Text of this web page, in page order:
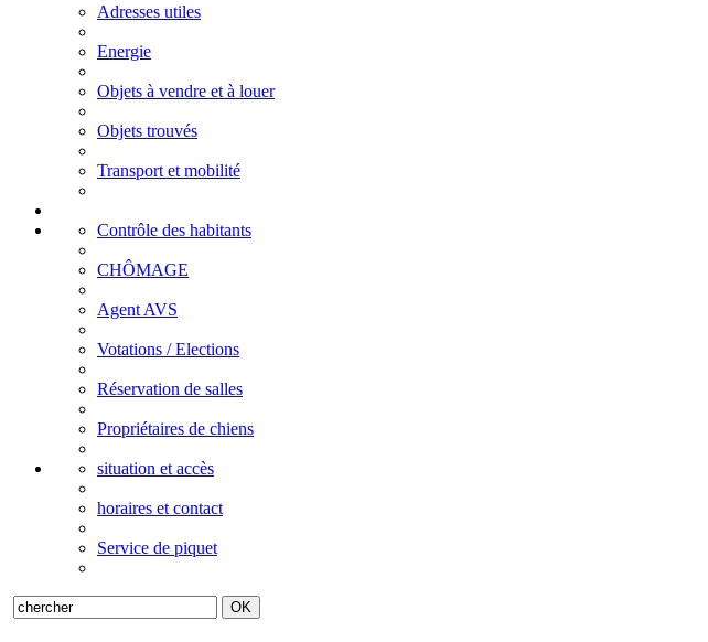
Adresses utiles
Energie
Objets à vendre et à louer
Objets trouvés
Transport et mobilité
Contrôle des habitants
CHÔMAGE
Agent AVS
Votations / Elections
Réservation de salles
Propriétaires de chiens
situation et accès
horaires et contact
Service de piquet